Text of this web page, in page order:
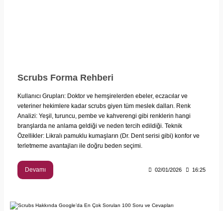
Scrubs Forma Rehberi
Kullanıcı Grupları: Doktor ve hemşirelerden ebeler, eczacılar ve
veteriner hekimlere kadar scrubs giyen tüm meslek dalları. Renk
Analizi: Yeşil, turuncu, pembe ve kahverengi gibi renklerin hangi
branşlarda ne anlama geldiği ve neden tercih edildiği. Teknik
Özellikler: Likralı pamuklu kumaşların (Dr. Dent serisi gibi) konfor ve
terletmeme avantajları ile doğru beden seçimi.
Devamı 02/01/2026 16:25